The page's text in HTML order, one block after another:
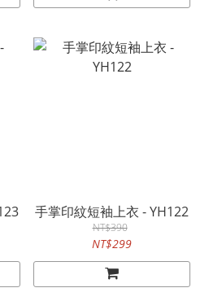
手掌印紋短袖上衣 - YH122
NT$390
NT$299